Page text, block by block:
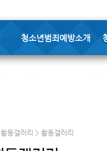
청소년범죄예방소개
활동갤러리 > 활동갤러리